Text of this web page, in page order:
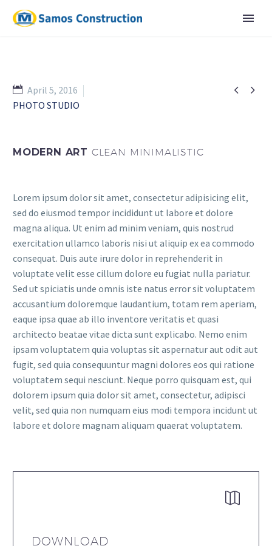
 
April 5, 2016
PHOTO STUDIO
MODERN ART CLEAN MINIMALISTIC
Lorem ipsum dolor sit amet, consectetur adipisicing elit,
sed do eiusmod tempor incididunt ut labore et dolore
magna aliqua. Ut enim ad minim veniam, quis nostrud
exercitation ullamco laboris nisi ut aliquip ex ea commodo
consequat. Duis aute irure dolor in reprehenderit in
voluptate velit esse cillum dolore eu fugiat nulla pariatur.
Sed ut spiciatis unde omnis iste natus error sit voluptatem
accusantium doloremque laudantium, totam rem aperiam,
eaque ipsa quae ab illo inventore veritatis et quasi
architecto beatae vitae dicta sunt explicabo. Nemo enim
ipsam voluptatem quia voluptas sit aspernatur aut odit aut
fugit, sed quia consequuntur magni dolores eos qui ratione
voluptatem sequi nesciunt. Neque porro quisquam est, qui
dolorem ipsum quia dolor sit amet, consectetur, adipisci
velit, sed quia non numquam eius modi tempora incidunt ut
labore et dolore magnam aliquam quaerat voluptatem.


DOWNLOAD